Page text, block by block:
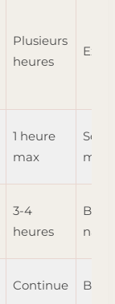
Plusieurs
heures
1 heure
max
3-4
heures
Continue